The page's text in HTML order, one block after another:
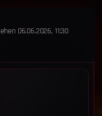
06.06.2026, 11:30